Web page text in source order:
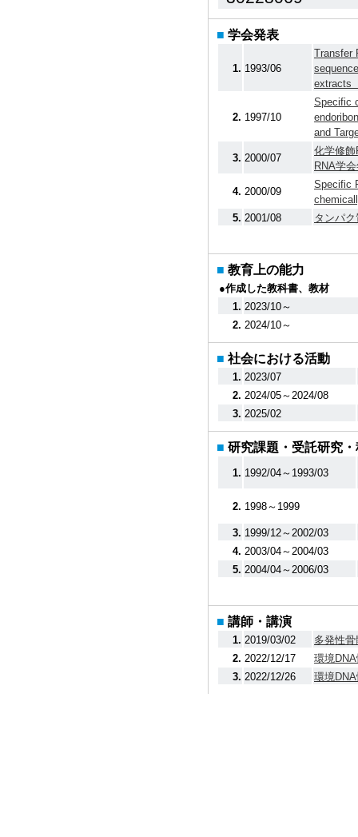
■ 学会発表
1. 1993/06
Transfer
extracts
2. 1997/10
Specific
and
3. 2000/07
化学修飾
RNA学
4. 2000/09
Specific
5. 2001/08 タンパ
■ 教育上の能力
●作成した教科書、教材
1. 2023/10～
2. 2024/10～
■ 社会における活動
1. 2023/07
2. 2024/05～2024/08
3. 2025/02
■ 研究課題・受託研究
1. 1992/04～1993/03
2. 1998～1999
3. 1999/12～2002/03
4. 2003/04～2004/03
5. 2004/04～2006/03
■ 講師・講演
1. 2019/03/02
多発性
2. 2022/12/17
環境
3. 2022/12/26 環境